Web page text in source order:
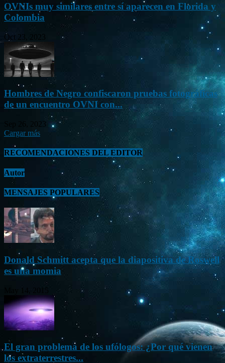
OVNIs muy similares entre sí aparecen en Florida y
Colombia
Oct 23, 2023
Hombres de Negro confiscaron pruebas fotográficas
de un encuentro OVNI con...
Sep 26, 2023
Cargar más
RECOMENDACIONES DEL EDITOR
Autor
MENSAJES POPULARES
Donald Schmitt acepta que la diapositiva de Roswell
es una momia
El gran problema de los ufólogos: ¿Por qué vienen
los extraterrestres...